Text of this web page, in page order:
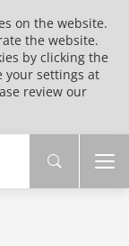
on the website.
the website.
by clicking the
your settings at
review our